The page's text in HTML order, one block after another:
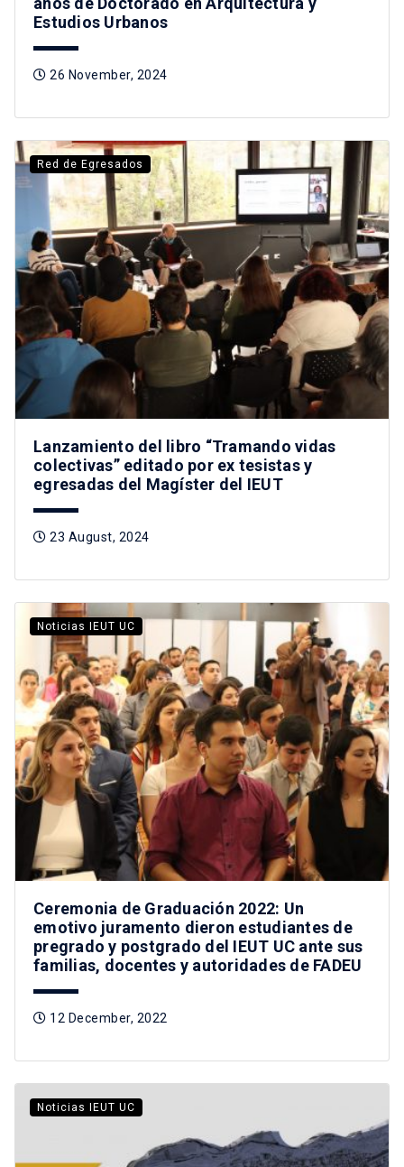
Estudios Urbanos
26 November, 2024
Red de Egresados
Lanzamiento del libro “Tramando vidas
colectivas” editado por ex tesistas y
egresadas del Magíster del IEUT
23 August, 2024
Noticias IEUT UC
Ceremonia de Graduación 2022: Un
emotivo juramento dieron estudiantes de
pregrado y postgrado del IEUT UC ante sus
familias, docentes y autoridades de FADEU
12 December, 2022
Noticias IEUT UC